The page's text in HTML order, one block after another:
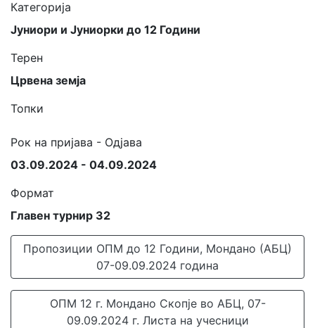
Категорија
Јуниори и Јуниорки до 12 Години
Терен
Црвена земја
Топки
Рок на пријава - Одјава
03.09.2024 - 04.09.2024
Формат
Главен турнир 32
Пропозиции ОПМ до 12 Години, Мондано (АБЦ)
07-09.09.2024 година
ОПМ 12 г. Мондано Скопје во АБЦ, 07-
09.09.2024 г. Листа на учесници